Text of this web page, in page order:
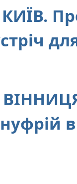
КИЇВ.